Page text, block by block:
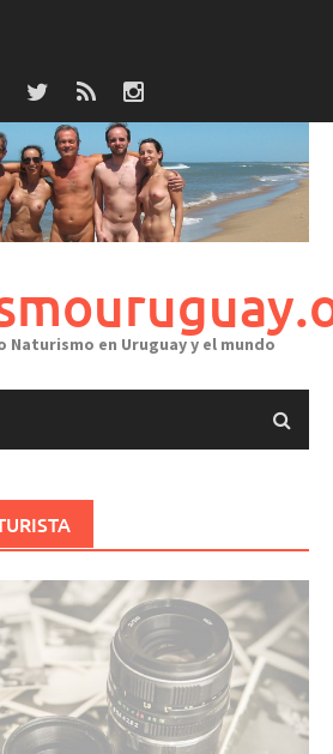
Naturismo en Uruguay y el mundo